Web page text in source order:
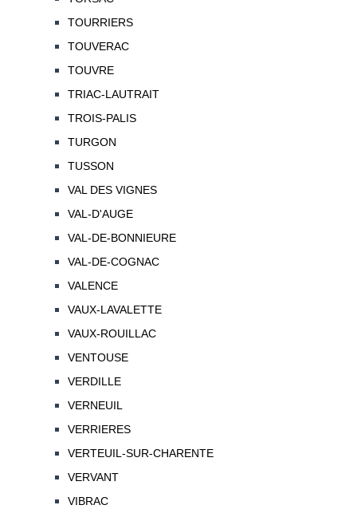
TOURRIERS
TOUVERAC
TOUVRE
TRIAC-LAUTRAIT
TROIS-PALIS
TURGON
TUSSON
VAL DES VIGNES
VAL-D'AUGE
VAL-DE-BONNIEURE
VAL-DE-COGNAC
VALENCE
VAUX-LAVALETTE
VAUX-ROUILLAC
VENTOUSE
VERDILLE
VERNEUIL
VERRIERES
VERTEUIL-SUR-CHARENTE
VERVANT
VIBRAC